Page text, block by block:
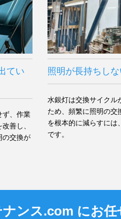
てい
ず、作業
善し、
の交換が
照明が長持ちしな
水銀灯は交換サイクル
ため、頻繁に照明の交
を根本的に減らすには
です。
ンス.com にお任